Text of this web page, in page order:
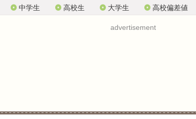
中学生 高校生 大学生 高校偏差値
advertisement